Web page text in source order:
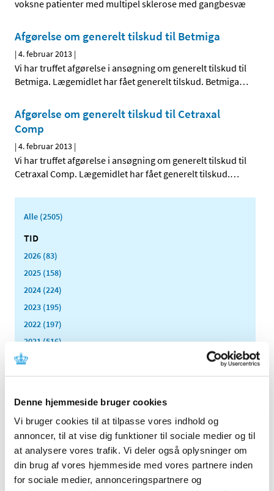
Denne hjemmeside bruger cookies
Vi bruger cookies til at tilpasse vores indhold og
annoncer, til at vise dig funktioner til sociale medier og til
at analysere vores trafik. Vi deler også oplysninger om
din brug af vores hjemmeside med vores partnere inden
for sociale medier, annonceringspartnere og
voksne patienter med multipel sklerose med gangbesvæ
Afgørelse om generelt tilskud til Betmiga
|4. februar 2013 |
Vi har truffet afgørelse i ansøgning om generelt tilskud til
Betmiga. Lægemidlet har fået generelt tilskud. Betmiga…
Afgørelse om generelt tilskud til Cetraxal
Comp
|4. februar 2013 |
Vi har truffet afgørelse i ansøgning om generelt tilskud til
Cetraxal Comp. Lægemidlet har fået generelt tilskud.…
Alle (2505)
TID
2026 (83)
2025 (158)
2024 (224)
2023 (195)
2022 (197)
2021 (516)
2020 (263)
2019 (159)
2017 (167)
2016 (167)
2015 (33)
2014 (44)
2013 (49)